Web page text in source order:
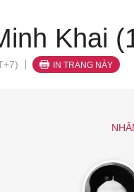
Khai
IN TRANG NÀY